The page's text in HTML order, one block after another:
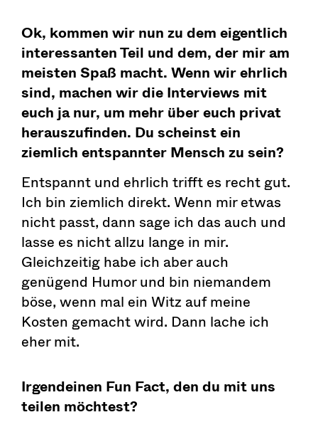
Ok, kommen wir nun zu dem eigentlich
interessanten Teil und dem, der mir am
meisten Spaß macht. Wenn wir ehrlich
sind, machen wir die Interviews mit
euch ja nur, um mehr über euch privat
herauszufinden. Du scheinst ein
ziemlich entspannter Mensch zu sein?
Entspannt und ehrlich trifft es recht gut.
Ich bin ziemlich direkt. Wenn mir etwas
nicht passt, dann sage ich das auch und
lasse es nicht allzu lange in mir.
Gleichzeitig habe ich aber auch
genügend Humor und bin niemandem
böse, wenn mal ein Witz auf meine
Kosten gemacht wird. Dann lache ich
eher mit.
Irgendeinen Fun Fact, den du mit uns
teilen möchtest?